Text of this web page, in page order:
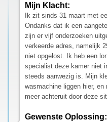
Mijn Klacht:
Ik zit sinds 31 maart met
Ondanks dat ik een
zijn er vijf onderzoeken
verkeerde adres, namelijk
niet opgelost. Ik heb een
specialist deze kamer niet
steeds aanwezig is. Mijn
wasmachine liggen hier,
meer achteruit door deze
Gewenste Oplossing: